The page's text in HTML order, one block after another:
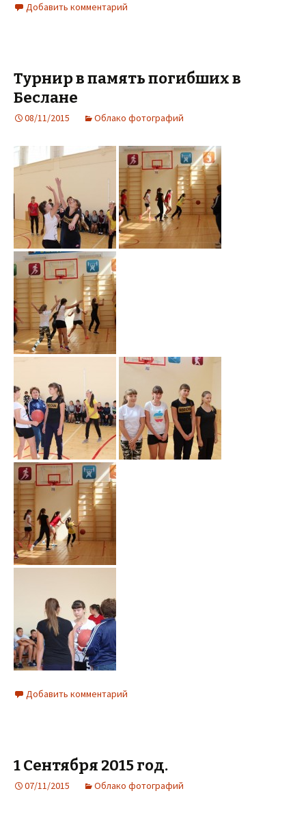
Добавить комментарий
Турнир в память погибших в
Беслане
08/11/2015 Облако фотографий
Добавить комментарий
1 Сентября 2015 год.
07/11/2015 Облако фотографий